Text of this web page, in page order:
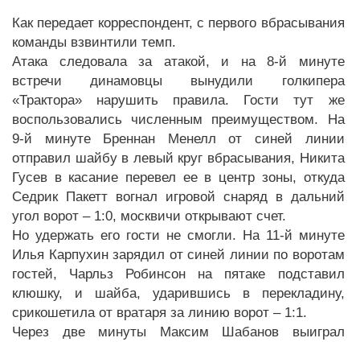
Как передает корреспондент, с первого вбрасывания
команды взвинтили темп.
Атака следовала за атакой, и на 8-й минуте
встречи динамовцы вынудили голкипера
«Трактора» нарушить правила. Гости тут же
воспользовались численным преимуществом. На
9-й минуте Бреннан Менелл от синей линии
отправил шайбу в левый круг вбрасывания, Никита
Гусев в касание перевел ее в центр зоны, откуда
Седрик Пакетт вогнал игровой снаряд в дальний
угол ворот – 1:0, москвичи открывают счет.
Но удержать его гости не смогли. На 11-й минуте
Илья Карпухин зарядил от синей линии по воротам
гостей, Чарльз Робинсон на пятаке подставил
клюшку, и шайба, ударившись в перекладину,
срикошетила от вратаря за линию ворот – 1:1.
Через две минуты Максим Шабанов выиграл